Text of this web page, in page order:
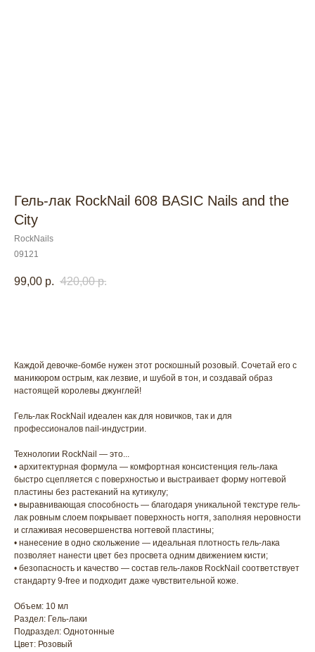
Гель-лак RockNail 608 BASIC Nails and the
City
RockNails
09121
99,00 р. 420,00 р.
Каждой девочке-бомбе нужен этот роскошный розовый. Сочетай его с
маникюром острым, как лезвие, и шубой в тон, и создавай образ
настоящей королевы джунглей!
Гель-лак RockNail идеален как для новичков, так и для
профессионалов nail-индустрии.
Технологии RockNail — это...
• архитектурная формула — комфортная консистенция гель-лака
быстро сцепляется с поверхностью и выстраивает форму ногтевой
пластины без растеканий на кутикулу;
• выравнивающая способность — благодаря уникальной текстуре гель-
лак ровным слоем покрывает поверхность ногтя, заполняя неровности
и сглаживая несовершенства ногтевой пластины;
• нанесение в одно скольжение — идеальная плотность гель-лака
позволяет нанести цвет без просвета одним движением кисти;
• безопасность и качество — состав гель-лаков RockNail соответствует
стандарту 9-free и подходит даже чувствительной коже.
Объем: 10 мл
Раздел: Гель-лаки
Подраздел: Однотонные
Цвет: Розовый
КАТАЛОГ
БРЕНДЫ
ДОСТАВКА
КОНТАКТЫ
ГЛАВНАЯ